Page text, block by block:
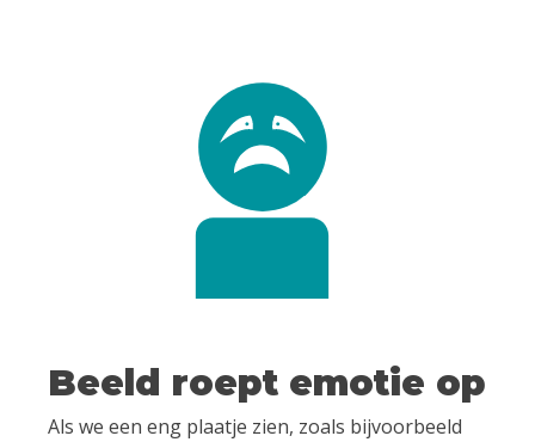
Beeld roept emotie op
Als we een eng plaatje zien, zoals bijvoorbeeld